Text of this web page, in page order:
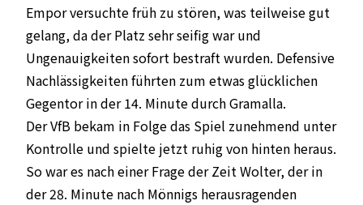
Empor versuchte früh zu stören, was teilweise gut
gelang, da der Platz sehr seifig war und
Ungenauigkeiten sofort bestraft wurden. Defensive
Nachlässigkeiten führten zum etwas glücklichen
Gegentor in der 14. Minute durch Gramalla.
Der VfB bekam in Folge das Spiel zunehmend unter
Kontrolle und spielte jetzt ruhig von hinten heraus.
So war es nach einer Frage der Zeit Wolter, der in
der 28. Minute nach Mönnigs herausragenden